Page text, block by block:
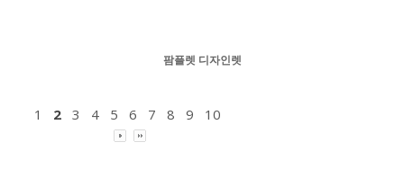
팜플렛 디자인렛
1 2 3 4 5 6 7 8 9 10